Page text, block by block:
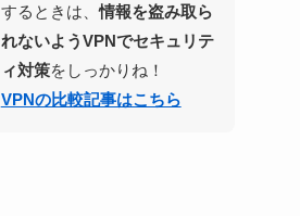
するときは、情報を盗み取ら
れないようVPNでセキュリテ
ィ対策をしっかりね！
VPNの比較記事はこちら